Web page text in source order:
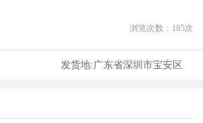
浏览次数： 185次
发货地:广东省深圳市宝安区